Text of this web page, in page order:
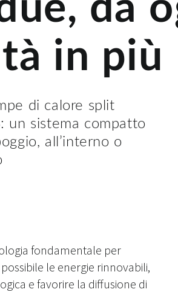
da
in più
di calore split
un sistema compatto
all’interno o
fondamentale per
le energie rinnovabili,
e favorire la diffusione di